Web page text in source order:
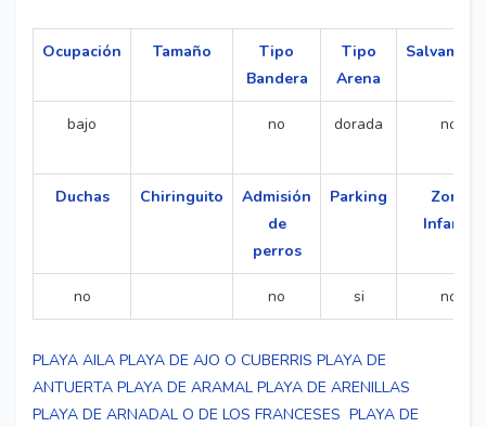
Ocupación Tamaño
Tipo
Bandera
Tipo
Arena
bajo no dorada no
Duchas Chiringuito
Admisión
de
perros
Parking
Zona
Infantil
no no si no
PLAYA AILA PLAYA DE AJO O CUBERRIS PLAYA DE
ANTUERTA PLAYA DE ARAMAL PLAYA DE ARENILLAS
PLAYA DE ARNADAL O DE LOS FRANCESES PLAYA DE